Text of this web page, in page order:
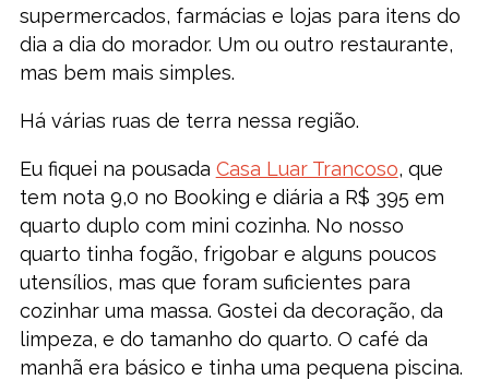
supermercados, farmácias e lojas para itens do
dia a dia do morador. Um ou outro restaurante,
mas bem mais simples.
Há várias ruas de terra nessa região.
Eu fiquei na pousada Casa Luar Trancoso, que
tem nota 9,0 no Booking e diária a R$ 395 em
quarto duplo com mini cozinha. No nosso
quarto tinha fogão, frigobar e alguns poucos
utensílios, mas que foram suficientes para
cozinhar uma massa. Gostei da decoração, da
limpeza, e do tamanho do quarto. O café da
manhã era básico e tinha uma pequena piscina.